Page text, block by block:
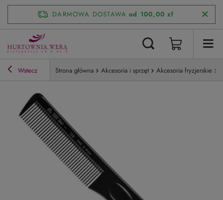
DARMOWA DOSTAWA od 100,00 zł
Wstecz Strona główna Akcesoria i sprzęt Akcesoria fryzjerskie